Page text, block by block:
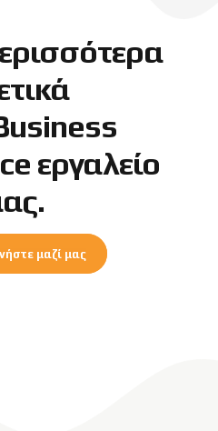
εργαλείο
μαζί μας